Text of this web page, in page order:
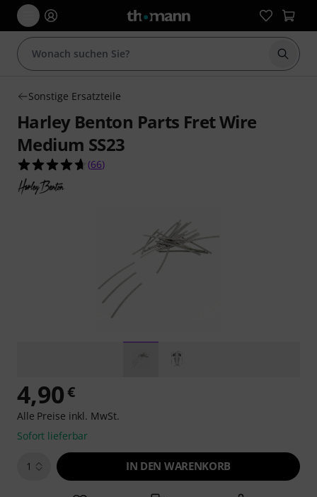
Suche
Sonstige Ersatzteile
Harley Benton Parts Fret Wire
Medium SS23
4.7 von 5 Sternen aus 66 Kundenbewertungen
(66)
4,90€
Alle Preise inkl. MwSt.
Sofort lieferbar
1 IN DEN WARENKORB